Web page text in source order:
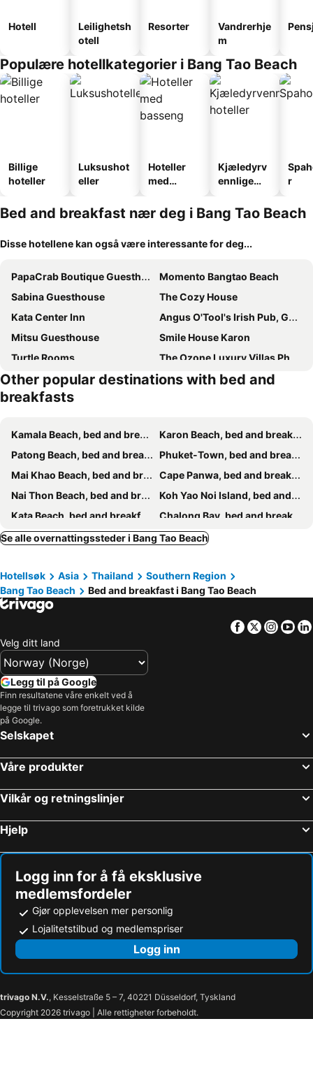
Hotell
Leilighetsh
otell
Resorter
Vandrerhje
m
Populære hotellkategorier i Bang Tao Beach
Billige
hoteller
Luksushot
eller
Hoteller
med
Kjæledyrv
ennlige
r
Bed and breakfast nær deg i Bang Tao Beach
Disse hotellene kan også være interessante for deg...
PapaCrab Boutique Guesthouse
Momento Bangtao Beach
Sabina Guesthouse
The Cozy House
Kata Center Inn
Angus O'Tool's Irish Pub, Guesthouse
Mitsu Guesthouse
Smile House Karon
Turtle Rooms
The Ozone Luxury Villas Phuket
Aromdee at Naithon Beach
Karon Cove at Seabreeze Inn
Villa Tha Maphrao
Other popular destinations with bed and
breakfasts
Kamala Beach, bed and breakfasts
Karon Beach, bed and breakfasts
Patong Beach, bed and breakfasts
Phuket-Town, bed and breakfasts
Mai Khao Beach, bed and breakfasts
Cape Panwa, bed and breakfasts
Nai Thon Beach, bed and breakfasts
Koh Yao Noi Island, bed and breakfasts
Kata Beach, bed and breakfasts
Chalong Bay, bed and breakfasts
Rawai Beach, bed and breakfasts
Koh Yao Yai, bed and breakfasts
Nai Yang Beach, bed and breakfasts
Se alle overnattingssteder i Bang Tao Beach
Hotellsøk Asia Thailand
Southern Region
Bang Tao Beach
Bed and breakfast i Bang Tao Beach
Facebook
Twitter
Velg ditt land
Legg til på Google
Finn resultatene våre enkelt ved å
legge til trivago som foretrukket kilde
på Google.
Selskapet
Våre produkter
Vilkår og retningslinjer
Hjelp
Logg inn for å få eksklusive
medlemsfordeler
Gjør opplevelsen mer personlig
Lojalitetstilbud og medlemspriser
Logg inn
trivago N.V., Kesselstraße 5 – 7, 40221 Düsseldorf, Tyskland
Copyright 2026 trivago | Alle rettigheter forbeholdt.